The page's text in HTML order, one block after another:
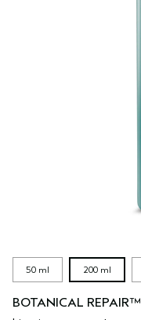
50 ml 200 ml
BOTANICAL